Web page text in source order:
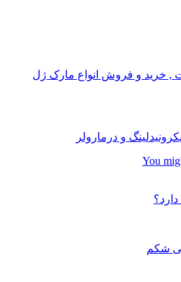
, خرید و فروش انواع مارک ژل
و درمارولر
You
شکم